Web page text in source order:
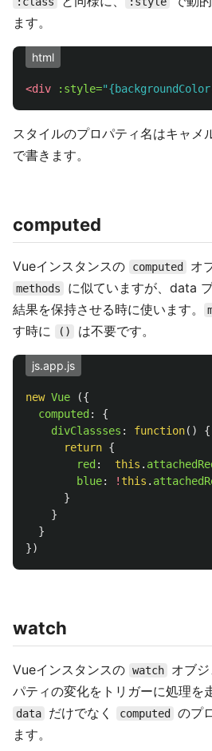
ます。
html
<div :style=
スタイルのプロパティ名はキャメ
で書きます。
computed
Vueインスタンスの computed オ
methods
に似ていますが、data
結果を保持させる時に使います。
す時に
() は不要です。
js.app.js
new Vue
({
computed :
{
divClassses : function()
{
return {
red : this .
blue: ! this .
}
}
}
})
watch
Vueインスタンスの watch
オブ
パティの変化をトリガーに処理を
data だけでなく computed のプ
ます。